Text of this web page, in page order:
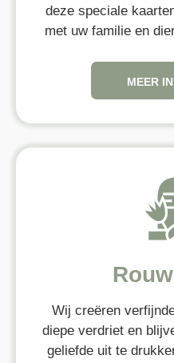
deze speciale
met uw familie en
MEER
Wij creëren
diepe verdriet en
geliefde uit te